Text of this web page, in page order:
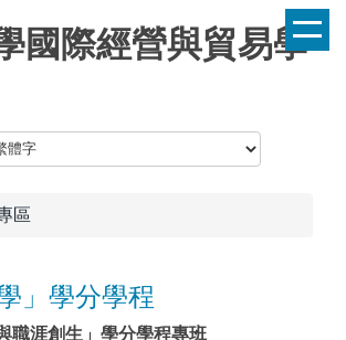
國際經營與貿易學
區
」學分學程
職涯創生」學分學程專班